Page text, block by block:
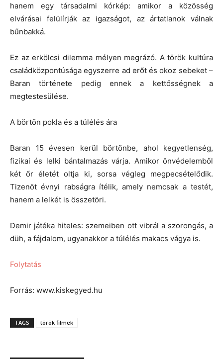
hanem egy társadalmi kórkép: amikor a közösség
elvárásai felülírják az igazságot, az ártatlanok válnak
bűnbakká.
Ez az erkölcsi dilemma mélyen megrázó. A török kultúra
családközpontúsága egyszerre ad erőt és okoz sebeket –
Baran története pedig ennek a kettősségnek a
megtestesülése.
A börtön pokla és a túlélés ára
Baran 15 évesen kerül börtönbe, ahol kegyetlenség,
fizikai és lelki bántalmazás várja. Amikor önvédelemből
két őr életét oltja ki, sorsa végleg megpecsételődik.
Tizenöt évnyi rabságra ítélik, amely nemcsak a testét,
hanem a lelkét is összetöri.
Demir játéka hiteles: szemeiben ott vibrál a szorongás, a
düh, a fájdalom, ugyanakkor a túlélés makacs vágya is.
Folytatás
Forrás: www.kiskegyed.hu
TAGS török filmek